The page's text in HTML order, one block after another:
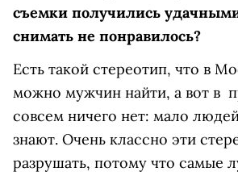
съемки получились
снимать не понравилось?
Есть такой стереотип, что в
можно мужчин найти, а вот в
совсем ничего нет: мало
знают. Очень классно эти
разрушать, потому что самые